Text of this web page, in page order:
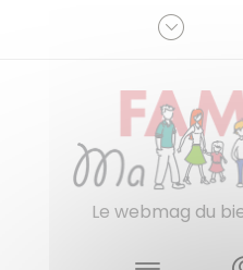
Je m'inscris
Le webmag du
Skip
Panneau de gestion des cookies